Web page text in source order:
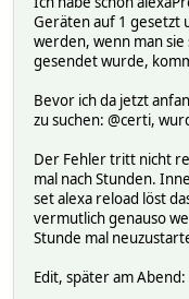
Geräten auf 1 gesetzt
werden, wenn man
gesendet wurde,
Bevor ich da jetzt
zu suchen: @certi,
Der Fehler tritt nicht
mal nach Stunden.
set alexa reload löst
vermutlich genauso
Stunde mal
Edit, später am Abend: